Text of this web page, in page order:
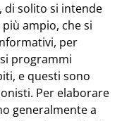
di solito si intende
ampio, che si
per
programmi
e questi sono
Per elaborare
generalmente a